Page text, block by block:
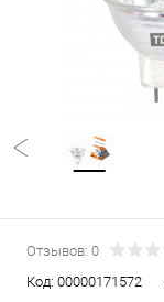
Отзывов: 0
Код: 00000171572